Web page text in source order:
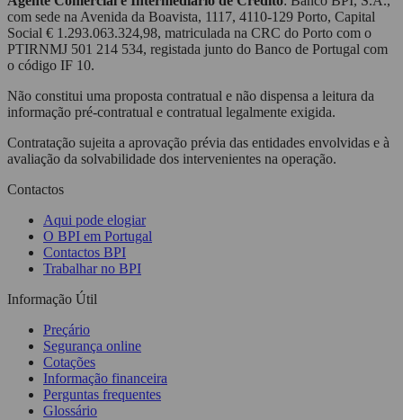
com sede na Avenida da Boavista, 1117, 4110-129 Porto, Capital
Social € 1.293.063.324,98, matriculada na CRC do Porto com o
PTIRNMJ 501 214 534, registada junto do Banco de Portugal com
o código IF 10.
Não constitui uma proposta contratual e não dispensa a leitura da
informação pré-contratual e contratual legalmente exigida.
Contratação sujeita a aprovação prévia das entidades envolvidas e à
avaliação da solvabilidade dos intervenientes na operação.
Contactos
Aqui pode elogiar
O BPI em Portugal
Contactos BPI
Trabalhar no BPI
Informação Útil
Preçário
Segurança online
Cotações
Informação financeira
Perguntas frequentes
Glossário